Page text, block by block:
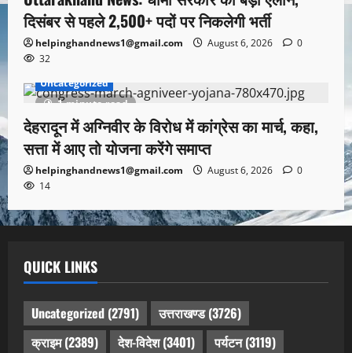
दिसंबर से पहले 2,500+ पदों पर निकलेगी भर्ती
helpinghandnews1@gmail.com August 6, 2026
0
32
1 minute read
Uncategorized
देहरादून में अग्निवीर के विरोध में कांग्रेस का मार्च, कहा,
सत्ता में आए तो योजना करेंगे समाप्त
helpinghandnews1@gmail.com August 6, 2026
0
14
QUICK LINKS
Uncategorized (2791) उत्तराखण्ड(3726)
क्राइम(2389) देश-विदेश(3401) पर्यटन(3119)